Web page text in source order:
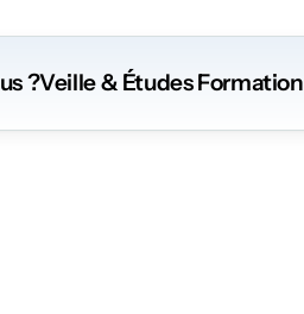
?Veille & Études Formation